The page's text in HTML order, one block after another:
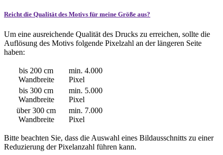
Reicht die Qualität des Motivs für meine Größe aus?
Um eine ausreichende Qualität des Drucks zu erreichen, sollte die
Auflösung des Motivs folgende Pixelzahl an der längeren Seite
haben:
bis 200 cm
Wandbreite
min. 4.000
Pixel
bis 300 cm
Wandbreite
min. 5.000
Pixel
über 300 cm
Wandbreite
min. 7.000
Pixel
Bitte beachten Sie, dass die Auswahl eines Bildausschnitts zu einer
Reduzierung der Pixelanzahl führen kann.